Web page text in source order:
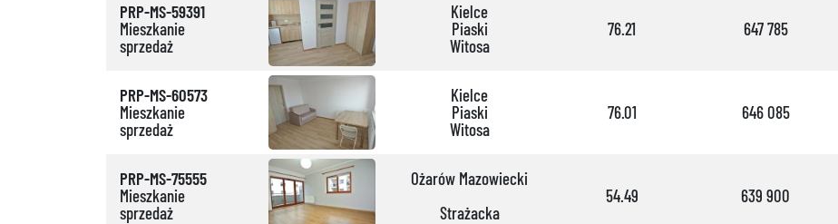
PRP-MS-59391
Mieszkanie
sprzedaż
Kielce
Piaski
Witosa
76.21 647 785
PRP-MS-60573
Mieszkanie
sprzedaż
Kielce
Piaski
Witosa
76.01 646 085
PRP-MS-75555
Mieszkanie
sprzedaż
Ożarów Mazowiecki
Strażacka
54.49 639 900